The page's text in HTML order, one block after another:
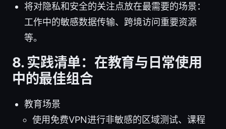
将对隐私和安全的关注点放在最需要的场景：
工作中的敏感数据传输、跨境访问重要资源
等。
8. 实践清单：在教育与日常使用
中的最佳组合
教育场景
使用免费VPN进行非敏感的区域测试、课程